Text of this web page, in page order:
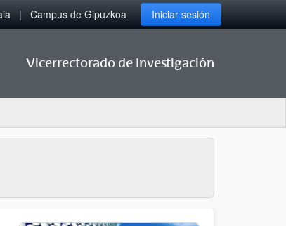
Campus de Gipuzkoa Iniciar sesión
Vicerrectorado de Investigación